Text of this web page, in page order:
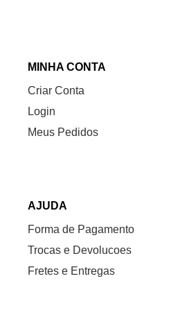
MINHA CONTA
Criar Conta
Login
Meus Pedidos
AJUDA
Forma de Pagamento
Trocas e Devolucoes
Fretes e Entregas